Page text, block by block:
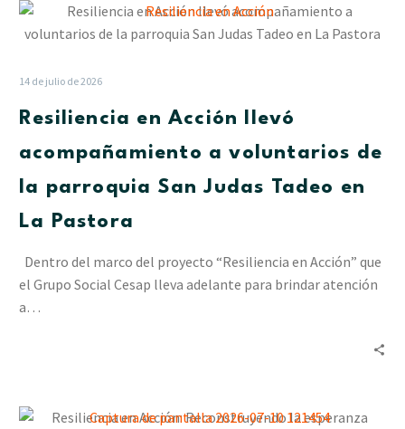
Resiliencia
en
a
voluntarios
la
Judas
Tadeo
14 de julio de 2026
Resiliencia en Acción llevó
acompañamiento a voluntarios de
la parroquia San Judas Tadeo en
La Pastora
Dentro del marco del proyecto “Resiliencia en Acción” que
el Grupo Social Cesap lleva adelante para brindar atención
a…
Resiliencia